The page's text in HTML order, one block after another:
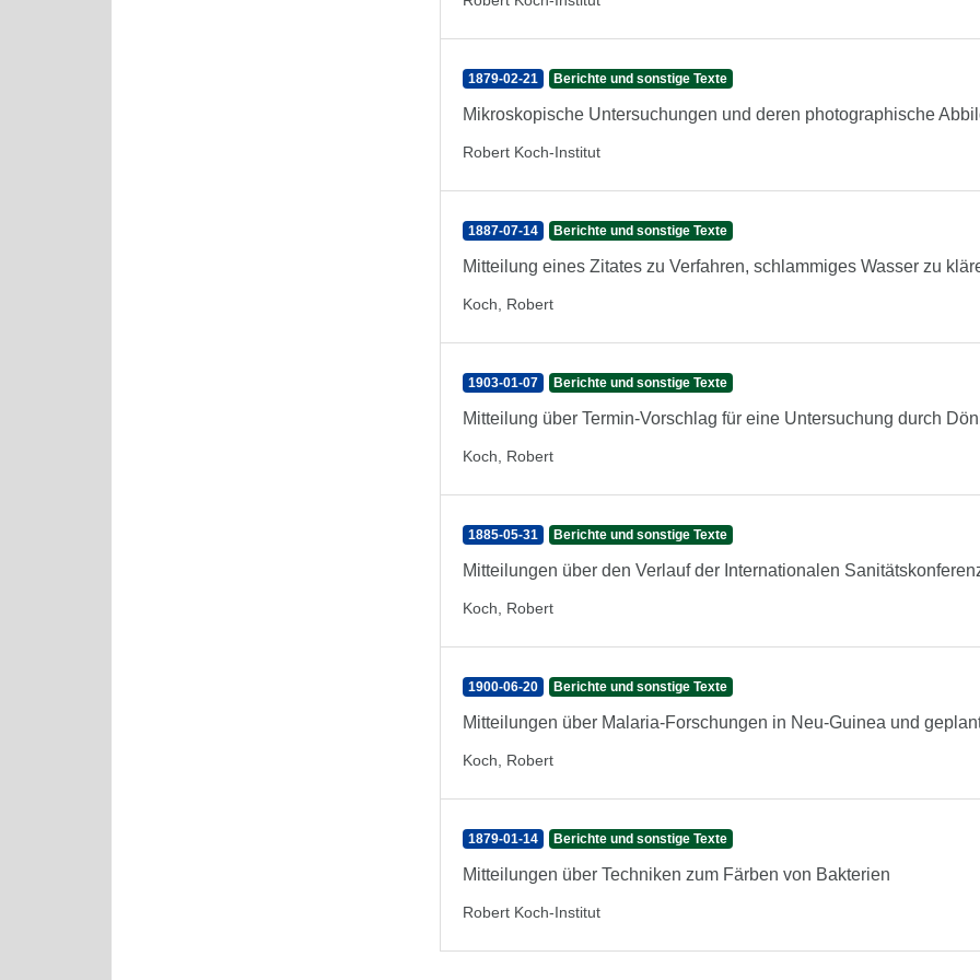
1879-02-21 Berichte und sonstige Texte
Mikroskopische Untersuchungen und deren photographische
Robert Koch-Institut
1887-07-14 Berichte und sonstige Texte
Mitteilung eines Zitates zu Verfahren, schlammiges Wasser zu
Koch, Robert
1903-01-07 Berichte und sonstige Texte
Mitteilung über Termin-Vorschlag für eine Untersuchung durch
Koch, Robert
1885-05-31 Berichte und sonstige Texte
Mitteilungen über den Verlauf der Internationalen
Koch, Robert
1900-06-20 Berichte und sonstige Texte
Mitteilungen über Malaria-Forschungen in Neu-Guinea und
Koch, Robert
1879-01-14 Berichte und sonstige Texte
Mitteilungen über Techniken zum Färben von Bakterien
Robert Koch-Institut